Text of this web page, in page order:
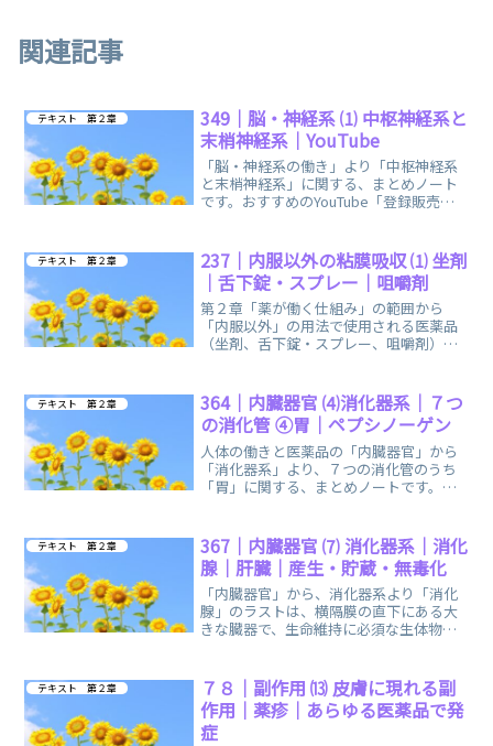
関連記事
テキスト 第２章
349｜脳・神経系 ⑴ 中枢神経系と
末梢神経系｜YouTube
「脳・神経系の働き」より「中枢神経系
と末梢神経系」に関する、まとめノート
です。おすすめのYouTube「登録販売者
テキスト 第２章
237｜内服以外の粘膜吸収 ⑴ 坐剤
｜舌下錠・スプレー｜咀嚼剤
第２章「薬が働く仕組み」の範囲から
「内服以外」の用法で使用される医薬品
（坐剤、舌下錠・スプレー、咀嚼剤）に
テキスト 第２章
364｜内臓器官 ⑷消化器系｜７つ
の消化管 ④胃｜ペプシノーゲン
人体の働きと医薬品の「内臓器官」から
「消化器系」より、７つの消化管のうち
「胃」に関する、まとめノートです。消
テキスト 第２章
367｜内臓器官 ⑺ 消化器系｜消化
腺｜肝臓｜産生・貯蔵・無毒化
「内臓器官」から、消化器系より「消化
腺」のラストは、横隔膜の直下にある大
きな臓器で、生命維持に必須な生体物質
テキスト 第２章
７８｜副作用 ⒀ 皮膚に現れる副
作用｜薬疹｜あらゆる医薬品で発
症